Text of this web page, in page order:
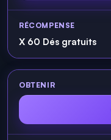
X 60 Dés gratuits